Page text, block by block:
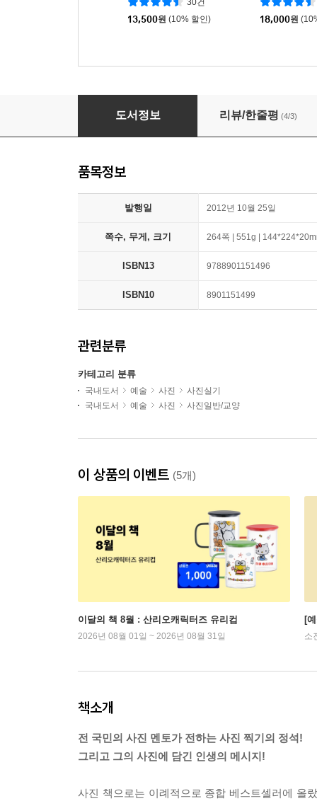
30건
13,500원 (10% 할인) 18,000원
잘 찍은 사진 한 장
도서정보 리뷰/한줄평 (4/3)
품목정보
발행일 2012년 10월 25일
쪽수, 무게, 크기 264쪽 | 551g |
ISBN13 9788901151496
ISBN10 8901151499
관련분류
카테고리 분류
국내도서 예술 사진
사진실기
국내도서
예술 사진 사진일반/교양
이 상품의 이벤트 (5개)
이달의 책 8월 : 산리오캐릭터즈 유리컵
2026년 08월 01일 ~ 2026년 08월 31일
[
소
책소개
전 국민의 사진 멘토가 전하는 사진 찍기의 정석!
그리고 그의 사진에 담긴 인생의 메시지!
사진 책으로는 이례적으로 종합 베스트셀러에 올